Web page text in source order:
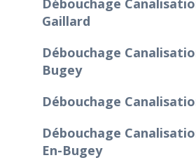
Débouchage
Gaillard
Débouchage
Bugey
Débouchage
Débouchage
En-Bugey